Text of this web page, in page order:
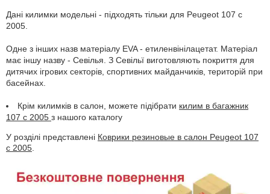
Дані килимки модельні - підходять тільки для Peugeot 107 с
2005.
Одне з інших назв матеріалу EVA - етиленвінілацетат. Матеріал
має іншу назву - Севілья. З Севільї виготовляють покриття для
дитячих ігрових секторів, спортивних майданчиків, територій при
басейнах.
Крім килимків в салон, можете підібрати килим в багажник
107 с 2005 з нашого каталогу
У розділі представлені Коврики резиновые в салон Peugeot 107
с 2005